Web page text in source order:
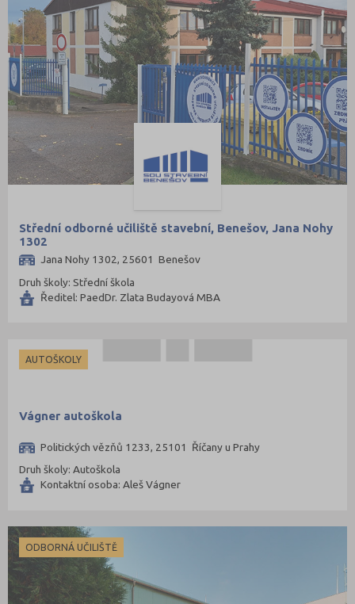
Střední odborné učiliště stavební, Benešov, Jana Nohy
1302
Jana Nohy 1302, 25601 Benešov
Druh školy: Střední škola
Ředitel: PaedDr. Zlata Budayová MBA
AUTOŠKOLY
Vágner autoškola
Politických vězňů 1233, 25101 Říčany u Prahy
Druh školy: Autoškola
Kontaktní osoba: Aleš Vágner
ODBORNÁ UČILIŠTĚ